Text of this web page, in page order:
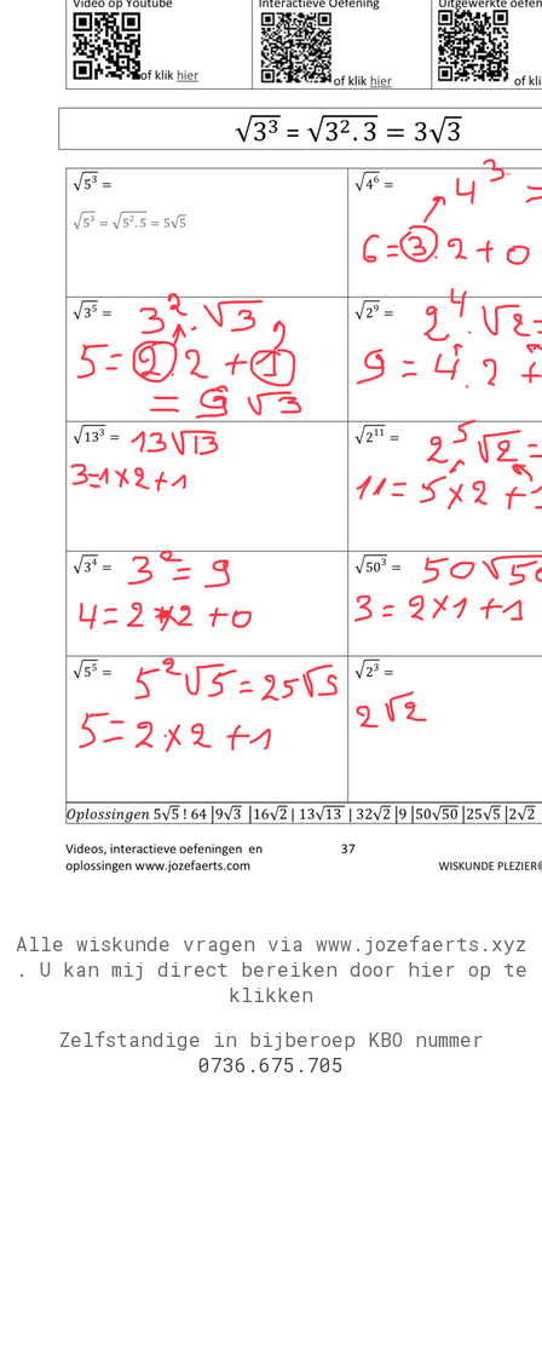
Alle wiskunde vragen via www.jozefaerts.xyz
. U kan mij direct bereiken door hier op te
klikken
Zelfstandige in bijberoep KBO nummer
0736.675.705